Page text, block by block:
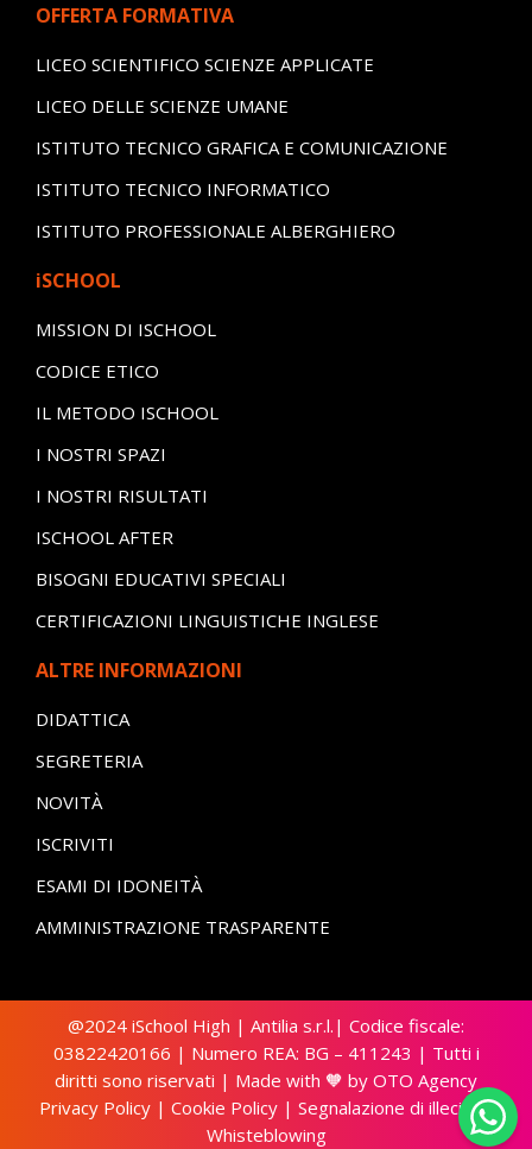
OFFERTA FORMATIVA
LICEO SCIENTIFICO SCIENZE APPLICATE
LICEO DELLE SCIENZE UMANE
ISTITUTO TECNICO GRAFICA E COMUNICAZIONE
ISTITUTO TECNICO INFORMATICO
ISTITUTO PROFESSIONALE ALBERGHIERO
iSCHOOL
MISSION DI ISCHOOL
CODICE ETICO
IL METODO ISCHOOL
I NOSTRI SPAZI
I NOSTRI RISULTATI
ISCHOOL AFTER
BISOGNI EDUCATIVI SPECIALI
CERTIFICAZIONI LINGUISTICHE INGLESE
ALTRE INFORMAZIONI
DIDATTICA
SEGRETERIA
NOVITÀ
ISCRIVITI
ESAMI DI IDONEITÀ
AMMINISTRAZIONE TRASPARENTE
@2024 iSchool High | Antilia s.r.l.| Codice fiscale:
03822420166 | Numero REA: BG – 411243 | Tutti i
diritti sono riservati | Made with 🧡 by OTO Agency
Privacy Policy| Cookie Policy| Segnalazione di illecito –
Whisteblowing